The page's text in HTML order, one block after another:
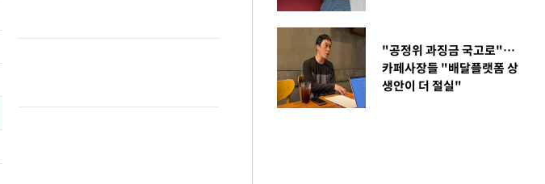
"공정위 과징금 국고로"…
카페사장들 "배달플랫폼 상
생안이 더 절실"